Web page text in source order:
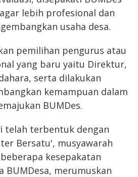
lebih profesional dan
usaha desa.
pemilihan pengurus atau
yang baru yaitu Direktur,
serta dilakukan
kemampuan dalam
BUMDes.
telah terbentuk dengan
Bersatu', musyawarah
kesepakatan
BUMDesa, merumuskan